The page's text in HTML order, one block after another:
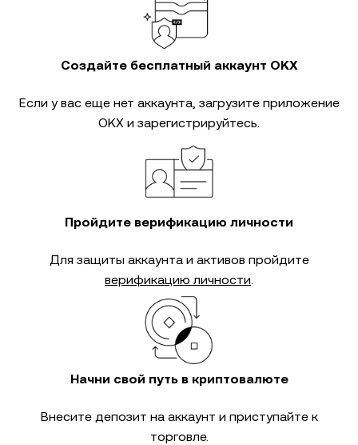
Создайте бесплатный аккаунт OKX
Если у вас еще нет аккаунта, загрузите приложение
OKX и зарегистрируйтесь.
Пройдите верификацию личности
Для защиты аккаунта и активов пройдите
верификацию личности.
Начни свой путь в криптовалюте
Внесите депозит на аккаунт и приступайте к
торговле.